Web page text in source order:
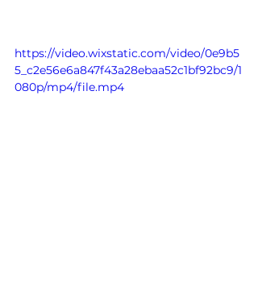
https://video.wixstatic.com/video/0e9b5
5_c2e56e6a847f43a28ebaa52c1bf92bc9/1
080p/mp4/file.mp4